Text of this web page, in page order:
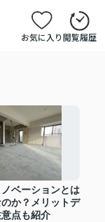
お気に入り閲覧履歴
ベーションとは
か？メリットデ
点も紹介